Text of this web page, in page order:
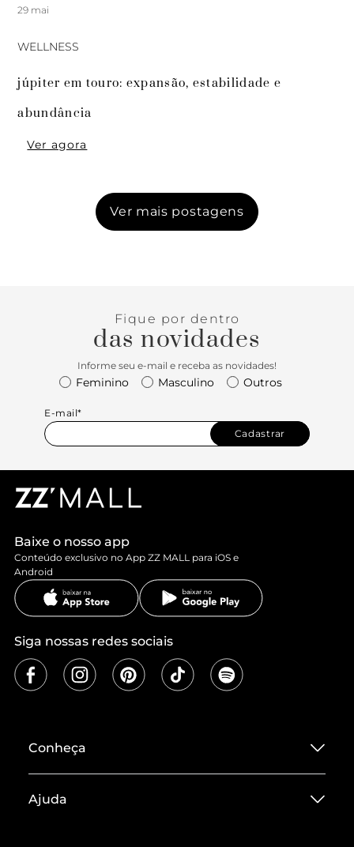
29 mai
WELLNESS
júpiter em touro: expansão, estabilidade e
abundância
Ver agora
Ver mais postagens
Fique por dentro
das novidades
Informe seu e-mail e receba as novidades!
Feminino Masculino Outros
E-mail*
Cadastrar
Baixe o nosso app
Conteúdo exclusivo no App ZZ MALL para iOS e
Android
Siga nossas redes sociais
Conheça
Termos de Uso
Ajuda